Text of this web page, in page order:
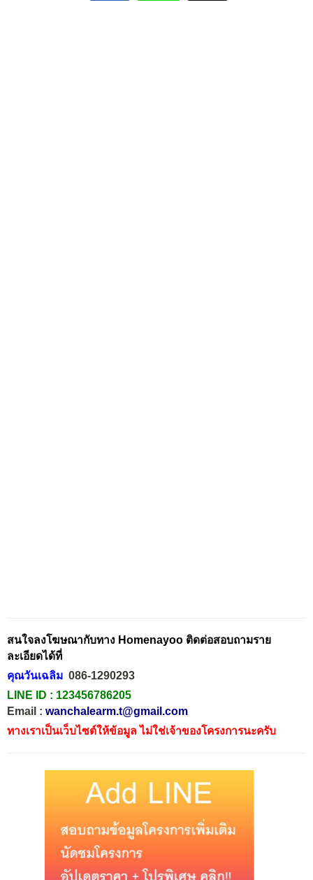
สนใจลงโฆษณากับทาง Homenayoo ติดต่อสอบถามราย
ละเอียดได้ที่
คุณวันเฉลิม 086-1290293
LINE ID : 123456786205
Email : wanchalearm.t@gmail.com
ทางเราเป็นเว็บไซต์ให้ข้อมูล ไม่ใช่เจ้าของโครงการนะครับ